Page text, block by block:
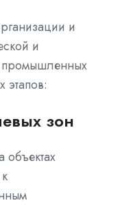
и
и
промышленных
этапов:
зон